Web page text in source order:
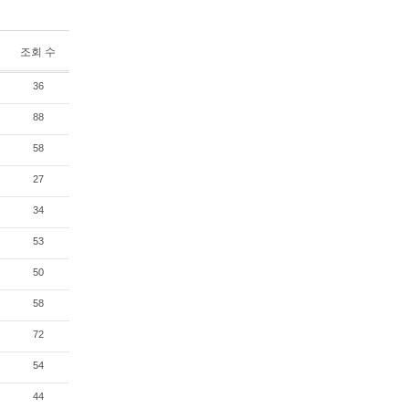
조회 수
36
88
58
27
34
53
50
58
72
54
44